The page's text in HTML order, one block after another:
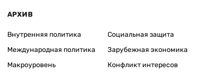
АРХИВ
Внутренняя политика
Международная политика
Макроуровень
Социальная защита
Зарубежная экономика
Конфликт интересов